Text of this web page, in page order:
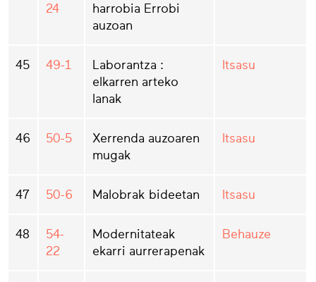
24
harrobia Errobi
auzoan
45 49-1
Laborantza :
elkarren arteko
lanak
Itsasu
46 50-5
Xerrenda auzoaren
mugak
Itsasu
47 50-6 Malobrak bideetan Itsasu
48
54-
22
Modernitateak
ekarri aurrerapenak
Behauze